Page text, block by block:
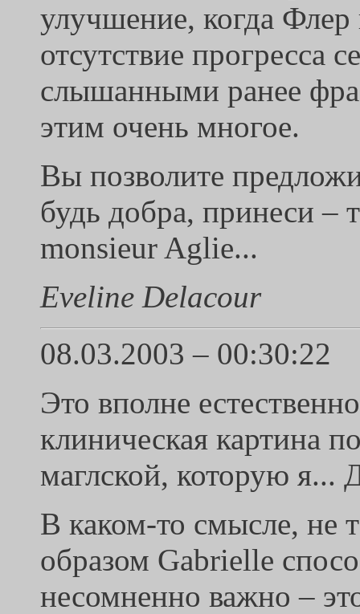
улучшение, когда Флер
отсутствие прогресса
слышанными ранее
этим очень многое.
Вы позволите
будь добра, принеси –
monsieur Aglie...
Eveline Delacour
08.03.2003 – 00:30:22
Это вполне
клиническая картина
маглской, которую я...
В каком-то смысле, не
образом Gabrielle
несомненно важно –